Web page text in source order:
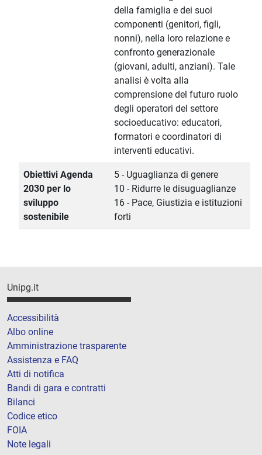
della famiglia e dei suoi
componenti (genitori, figli,
nonni), nella loro relazione e
confronto generazionale
(giovani, adulti, anziani). Tale
analisi è volta alla
comprensione del futuro ruolo
degli operatori del settore
socioeducativo: educatori,
formatori e coordinatori di
interventi educativi.
Obiettivi Agenda
2030 per lo
sviluppo
sostenibile
5 - Uguaglianza di genere
10 - Ridurre le disuguaglianze
16 - Pace, Giustizia e istituzioni
forti
Unipg.it
Accessibilità
Albo online
Amministrazione trasparente
Assistenza e FAQ
Atti di notifica
Bandi di gara e contratti
Bilanci
Codice etico
FOIA
Note legali